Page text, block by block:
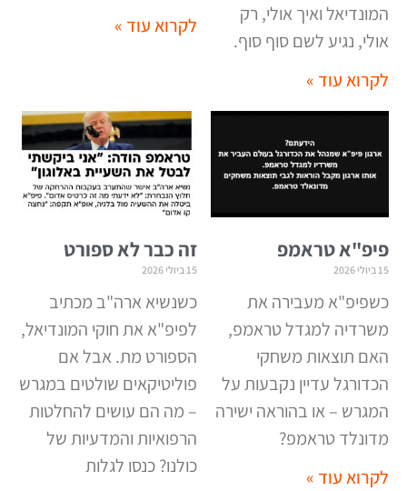
המונדיאל ואיך אולי, רק
אולי, נגיע לשם סוף סוף.
לקרוא עוד »
לקרוא עוד »
פיפ"א טראמפ
15 ביולי 2026
כשפיפ"א מעבירה את
משרדיה למגדל טראמפ,
האם תוצאות משחקי
הכדורגל עדיין נקבעות על
המגרש – או בהוראה ישירה
מדונלד טראמפ?
לקרוא עוד »
זה כבר לא ספורט
15 ביולי 2026
כשנשיא ארה"ב מכתיב
לפיפ"א את חוקי המונדיאל,
הספורט מת. אבל אם
פוליטיקאים שולטים במגרש
– מה הם עושים להחלטות
הרפואיות והמדעיות של
כולנו? כנסו לגלות